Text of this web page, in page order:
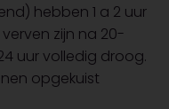
hebben 1 a 2 uur
zijn na 20-
uur volledig droog.
opgekuist